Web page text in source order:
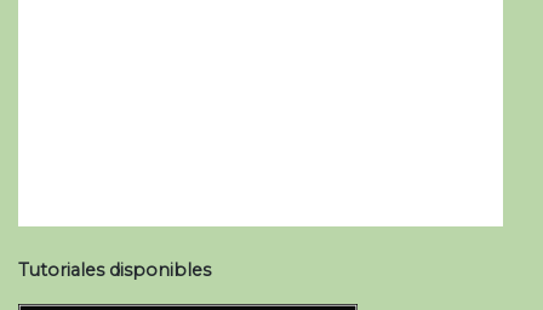
Tutoriales disponibles